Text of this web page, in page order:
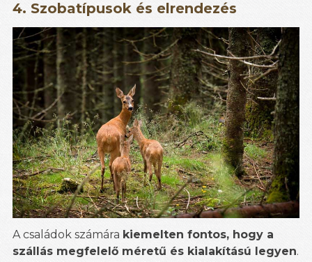
4. Szobatípusok és elrendezés
A családok számára kiemelten fontos, hogy a
szállás megfelelő méretű és kialakítású legyen.